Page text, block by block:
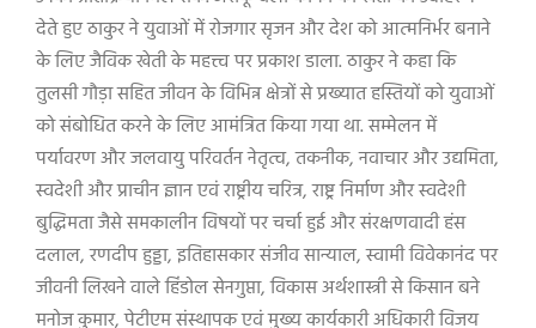
देते हुए ठाकुर ने युवाओं में रोजगार सृजन और देश को आत्मनिर्भर बनाने
के लिए जैविक खेती के महत्त्व पर प्रकाश डाला. ठाकुर ने कहा कि
तुलसी गौड़ा सहित जीवन के विभिन्न क्षेत्रों से प्रख्यात हस्तियों को युवाओं
को संबोधित करने के लिए आमंत्रित किया गया था. सम्मेलन में
पर्यावरण और जलवायु परिवर्तन नेतृत्व,तकनीक,नवाचार और उद्यमिता,
स्वदेशी और प्राचीन ज्ञान एवं राष्ट्रीय चरित्र,राष्ट्र निर्माण और स्वदेशी
बुद्धिमता जैसे समकालीन विषयों पर चर्चा हुई और संरक्षणवादी हंस
दलाल,रणदीप हुड्डा,इतिहासकार संजीव सान्याल,स्वामी विवेकानंद पर
जीवनी लिखने वाले हिंडोल सेनगुप्ता,विकास अर्थशास्त्री से किसान बने
मनोज कुमार,पेटीएम संस्थापक एवं मुख्य कार्यकारी अधिकारी विजय